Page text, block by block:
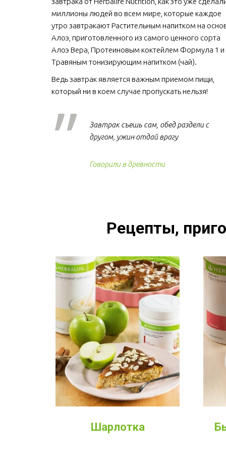
миллионы людей во всем мире, которые каждое
утро завтракают Растительным напитком на
Алоэ, приготовленного из самого ценного сорта
Алоэ Вера, Протеиновым коктейлем Формула 1 и
Травяным тонизирующим напитком (чай).
Ведь завтрак является важным приемом пищи,
который ни в коем случае пропускать нельзя!
Завтрак съешь сам, обед раздели с
другом, ужин отдай врагу
Говорили в древности
Рецепты,
Шарлотка